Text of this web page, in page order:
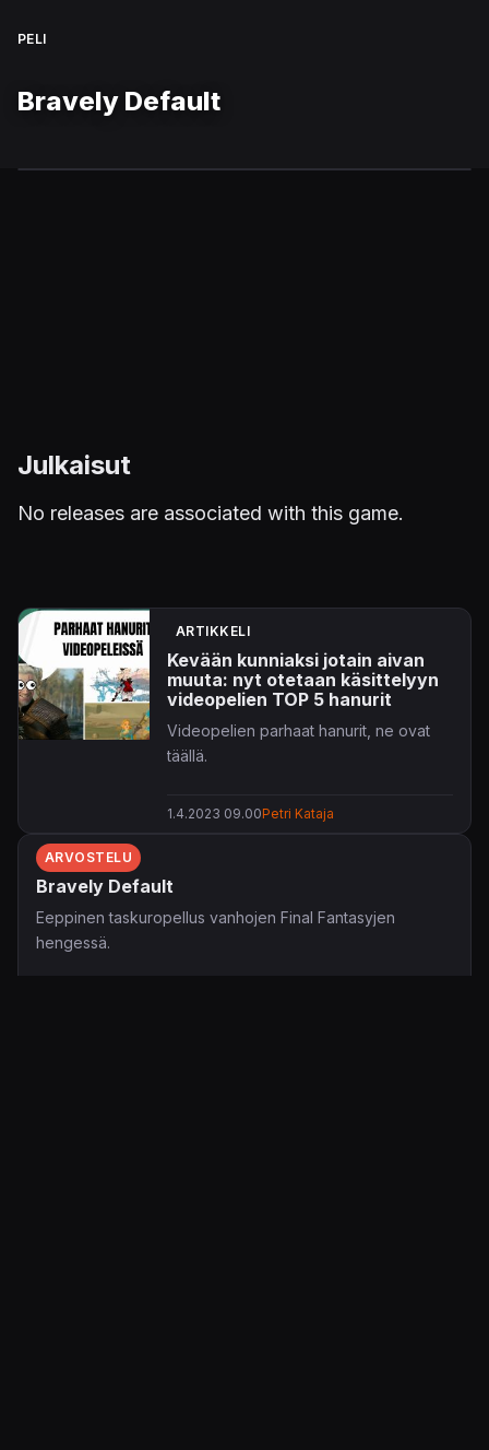
PELI
Bravely Default
Julkaisut
No releases are associated with this game.
ARTIKKELI
Kevään kunniaksi jotain aivan
muuta: nyt otetaan käsittelyyn
videopelien TOP 5 hanurit
Videopelien parhaat hanurit, ne ovat
täällä.
1.4.2023 09.00Petri Kataja
ARVOSTELU
Bravely Default
Eeppinen taskuropellus vanhojen Final Fantasyjen
hengessä.